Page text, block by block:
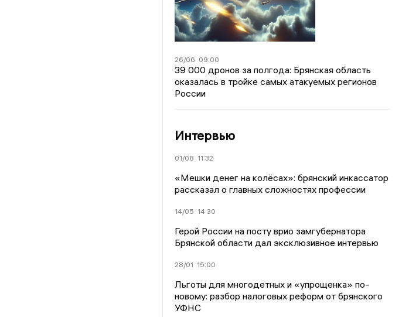
26/06 09:00
39 000 дронов за полгода: Брянская область
оказалась в тройке самых атакуемых регионов
России
Интервью
01/08 11:32
«Мешки денег на колёсах»: брянский инкассатор
рассказал о главных сложностях профессии
14/05 14:30
Герой России на посту врио замгубернатора
Брянской области дал эксклюзивное интервью
28/01 15:00
Льготы для многодетных и «упрощенка» по-
новому: разбор налоговых реформ от брянского
УФНС